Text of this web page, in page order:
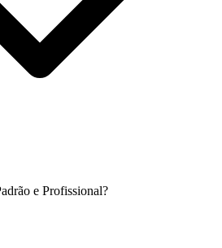
e Profissional?